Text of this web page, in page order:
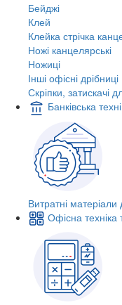
Бейджі
Клей
Клейка стрічка
Ножі канцелярські
Ножиці
Інші офісні дрібниці
Скріпки, затискачі
Банківська
Витратні матеріали
Офісна техніка